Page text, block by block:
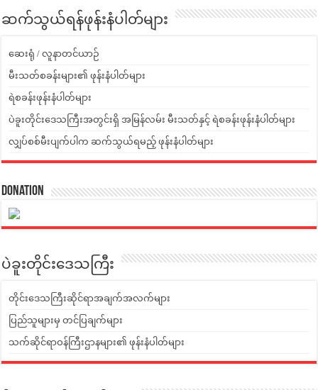
ဆက်သွယ်ရန်ဖုန်းနံပါတ်များ
ဆေးရုံ / လူနာတင်ယာဉ်
မီးသတ်စခန်းများ၏ ဖုန်းနံပါတ်များ
ရဲစခန်းဖုန်းနံပါတ်များ
ပဲခူးတိုင်းဒေသကြီးအတွင်းရှိ အမြန်လမ်း မီးသတ်နှင့် ရဲစခန်းဖုန်းနံပါတ်များ
လျှပ်စစ်မီးပျက်ပါက ဆက်သွယ်ရမည့် ဖုန်းနံပါတ်များ
Donation
ပဲခူးတိုင်းဒေသကြီး
တိုင်းဒေသကြီးဆိုင်ရာအချက်အလက်များ
ပြည်သူများမှ တင်ပြချက်များ
သက်ဆိုင်ရာဝန်ကြီးဌာနများ၏ ဖုန်းနံပါတ်များ